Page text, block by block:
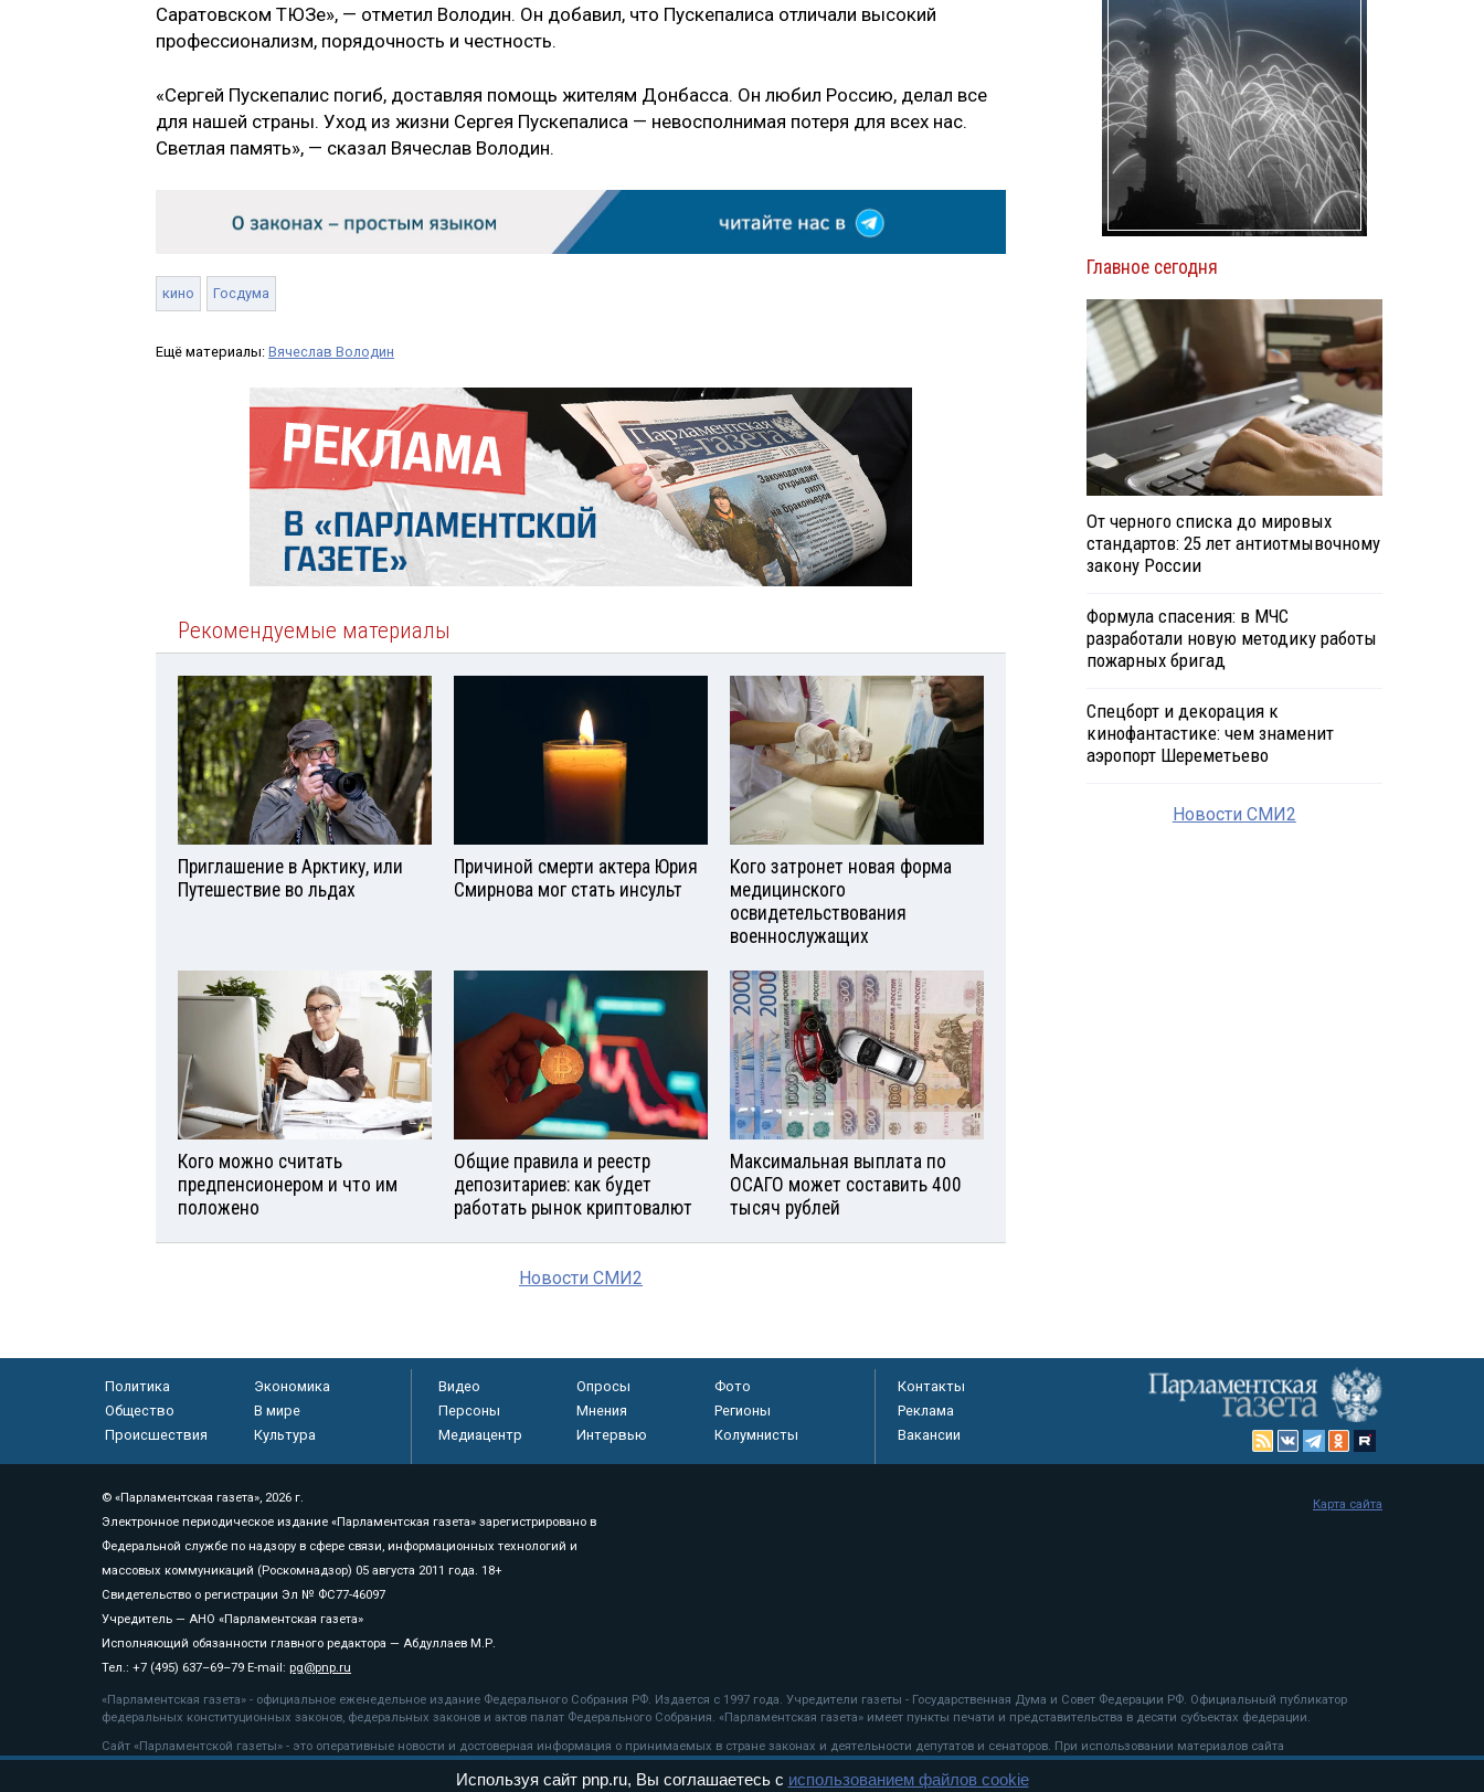
Саратовском ТЮЗе», — отметил Володин. Он добавил, что Пускепалиса отличали высокий
профессионализм, порядочность и честность.
«Сергей Пускепалис погиб, доставляя помощь жителям Донбасса. Он любил Россию, делал все
для нашей страны. Уход из жизни Сергея Пускепалиса — невосполнимая потеря для всех нас.
Светлая память», — сказал Вячеслав Володин.
кино Госдума
Ещё материалы: Вячеслав Володин
Рекомендуемые материалы
Приглашение в Арктику, или
Путешествие во льдах
Причиной смерти актера Юрия
Смирнова мог стать инсульт
Кого затронет новая форма
медицинского
освидетельствования
военнослужащих
Кого можно считать
предпенсионером и что им
положено
Общие правила и реестр
депозитариев: как будет
работать рынок криптовалют
Максимальная выплата по
ОСАГО может составить 400
тысяч рублей
Новости СМИ2
Главное сегодня
От черного списка до мировых
стандартов: 25 лет антиотмывочному
закону России
Формула спасения: в МЧС
разработали новую методику работы
пожарных бригад
Спецборт и декорация к
кинофантастике: чем знаменит
аэропорт Шереметьево
Новости СМИ2
Политика
Экономика
Общество
В мире
Происшествия
Культура
Видео Опросы
Фото
Персоны
Мнения
Регионы
Медиацентр
Интервью Колумнисты
Контакты
Реклама
Вакансии
© «Парламентская газета», 2026 г.
Электронное периодическое издание «Парламентская газета» зарегистрировано в
Федеральной службе по надзору в сфере связи, информационных технологий и
массовых коммуникаций (Роскомнадзор) 05 августа 2011 года. 18+
Свидетельство о регистрации Эл № ФС77-46097
Учредитель — АНО «Парламентская газета»
Исполняющий обязанности главного редактора — Абдуллаев М.Р.
Тел.: +7 (495) 637–69–79 E-mail: pg@pnp.ru
«Парламентская газета» - официальное еженедельное издание Федерального Собрания РФ. Издается с 1997 года. Учредители газеты - Государственная Дума и Совет Федерации РФ. Официальный публикатор
федеральных конституционных законов, федеральных законов и актов палат Федерального Собрания. «Парламентская газета» имеет пункты печати и представительства в десяти субъектах федерации.
Сайт «Парламентской газеты» - это оперативные новости и достоверная информация о принимаемых в стране законах и деятельности депутатов и сенаторов. При использовании материалов сайта
«Парламентской газеты» активная ссылка на pnp.ru обязательна.
Карта сайта
Используя сайт pnp.ru, Вы соглашаетесь с использованием файлов cookie